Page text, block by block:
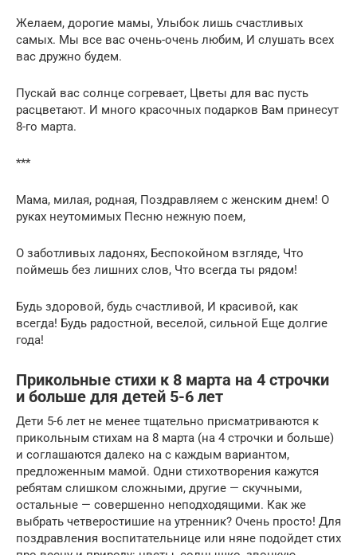
Желаем, дорогие мамы, Улыбок лишь счастливых
самых. Мы все вас очень-очень любим, И слушать всех
вас дружно будем.
Пускай вас солнце согревает, Цветы для вас пусть
расцветают. И много красочных подарков Вам принесут
8-го марта.
***
Мама, милая, родная, Поздравляем с женским днем! О
руках неутомимых Песню нежную поем,
О заботливых ладонях, Беспокойном взгляде, Что
поймешь без лишних слов, Что всегда ты рядом!
Будь здоровой, будь счастливой, И красивой, как
всегда! Будь радостной, веселой, сильной Еще долгие
года!
Прикольные стихи к 8 марта на 4 строчки
и больше для детей 5-6 лет
Дети 5-6 лет не менее тщательно присматриваются к
прикольным стихам на 8 марта (на 4 строчки и больше)
и соглашаются далеко на с каждым вариантом,
предложенным мамой. Одни стихотворения кажутся
ребятам слишком сложными, другие — скучными,
остальные — совершенно неподходящими. Как же
выбрать четверостишие на утренник? Очень просто! Для
поздравления воспитательнице или няне подойдет стих